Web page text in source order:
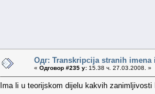
Одг: Transkripcija stranih imena
« Одговор #235 у: 15.38 ч. 27.03.2008. »
Ima li u teorijskom dijelu kakvih